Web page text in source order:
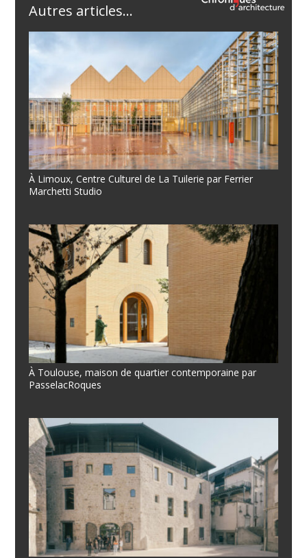
Autres articles...
À Limoux, Centre Culturel de La Tuilerie par Ferrier
Marchetti Studio
À Toulouse, maison de quartier contemporaine par
PasselacRoques